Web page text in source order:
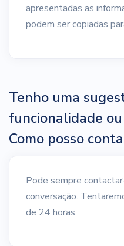
apresentadas as
podem ser copiadas
Tenho uma
funcionalidade
Como posso
Pode sempre
conversação.
de 24 horas.